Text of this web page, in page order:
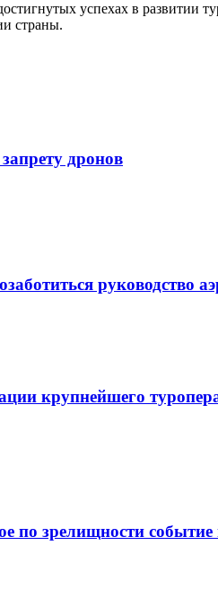
успехах в
страны.
дронов
руководство
крупнейшего
по зрелищности